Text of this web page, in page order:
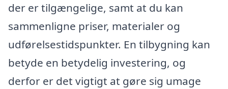
der er tilgængelige, samt at du kan
sammenligne priser, materialer og
udførelsestidspunkter. En tilbygning kan
betyde en betydelig investering, og
derfor er det vigtigt at gøre sig umage